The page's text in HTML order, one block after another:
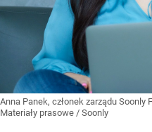
Anna Panek, członek zarządu Soonly
Materiały prasowe / Soonly